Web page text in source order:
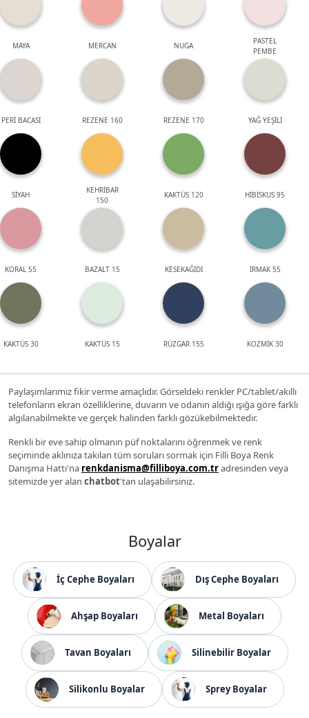
MAYA MERCAN NUGA
PASTEL
PEMBE
PERİ BACASI REZENE 160 REZENE 170 YAĞ YEŞİLİ
SİYAH
KEHRİBAR
150
KAKTÜS 120 HİBİSKUS 95
KORAL 55 BAZALT 15 KESEKAĞIDI IRMAK 55
KAKTÜS 30 KAKTÜS 15 RÜZGAR 155 KOZMİK 30
Paylaşımlarımız fikir verme amaçlıdır. Görseldeki renkler PC/tablet/akıllı
telefonların ekran özelliklerine, duvarın ve odanın aldığı ışığa göre farklı
algılanabilmekte ve gerçek halinden farklı gözükebilmektedir.
Renkli bir eve sahip olmanın püf noktalarını öğrenmek ve renk
seçiminde aklınıza takılan tüm soruları sormak için Filli Boya Renk
Danışma Hattı'na renkdanisma@filliboya.com.tradresinden veya
sitemizde yer alan chatbot'tan ulaşabilirsiniz.
Boyalar
İç Cephe Boyaları Dış Cephe Boyaları
Ahşap Boyaları Metal Boyaları
Tavan Boyaları Silinebilir Boyalar
Silikonlu Boyalar Sprey Boyalar